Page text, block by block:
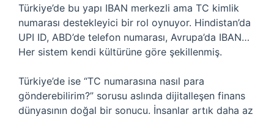
Türkiye’de bu yapı IBAN merkezli ama TC kimlik
numarası destekleyici bir rol oynuyor. Hindistan’da
UPI ID, ABD’de telefon numarası, Avrupa’da IBAN…
Her sistem kendi kültürüne göre şekillenmiş.
Türkiye’de ise “TC numarasına nasıl para
gönderebilirim?” sorusu aslında dijitalleşen finans
dünyasının doğal bir sonucu. İnsanlar artık daha az